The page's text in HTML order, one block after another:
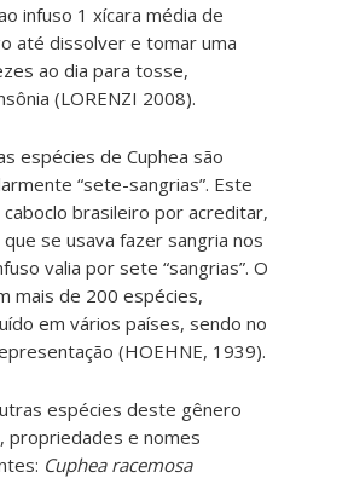
infuso 1 xícara média de
até dissolver e tomar uma
ao dia para tosse,
(LORENZI 2008).
espécies de Cuphea são
“sete-sangrias”. Este
brasileiro por acreditar,
se usava fazer sangria nos
valia por sete “sangrias”. O
mais de 200 espécies,
em vários países, sendo no
(HOEHNE, 1939).
espécies deste gênero
propriedades e nomes
Cuphea racemosa